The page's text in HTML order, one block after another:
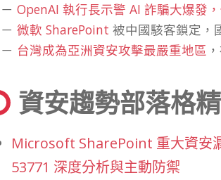
－ OpenAI 執行長示警 AI 詐騙大爆發
－ 微軟 SharePoint 被中國駭客鎖定，
－ 台灣成為亞洲資安攻擊最嚴重地區
資安趨勢部落格
Microsoft SharePoint 重大資安
53771 深度分析與主動防禦